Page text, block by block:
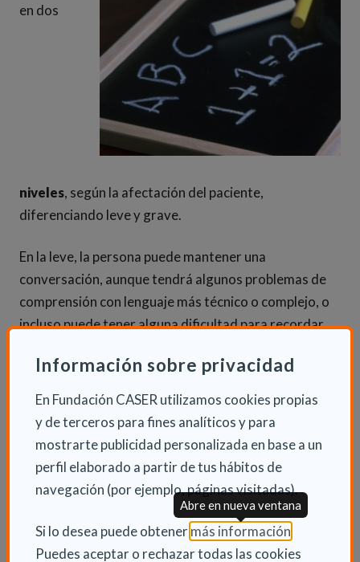
Información sobre privacidad
En Fundación CASER utilizamos cookies propias
y de terceros para fines analíticos y para
mostrarte publicidad personalizada en base a un
perfil elaborado a partir de tus hábitos de
navegación (por ejemplo, páginas visitadas).
Si lo desea puede obtener más información
Puedes aceptar o rechazar todas las cookies
Abre en nueva ventana
en dos
niveles, según la afectación del paciente,
diferenciando leve y grave.
En la leve, la persona puede mantener una
conversación, aunque tendrá algunos problemas de
comprensión con lenguaje más técnico o complejo, o
incluso puede tener alguna dificultad para recordar
para hablar, incluso puede no hablar nada en absoluto,
y tendrá problemas de comprensión.
La ataxia también se cataloga por la forma en que la
persona se expresa y comunica con los demás:
Afasia expresiva